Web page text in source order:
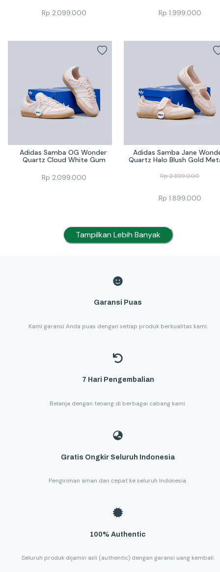
Rp 2.099.000
Rp 1.999.000
Adidas Samba OG Wonder
Quartz Cloud White Gum
Rp 2.099.000
Adidas Samba Jane
Quartz Halo Blush Gold
Rp2.399.000
Rp 1.899.000
Tampilkan Lebih Banyak
Garansi Puas
Kami garansi Anda puas dengan setiap produk berkualitas kami.
7 Hari Pengembalian
Belanja dengan tenang di berbagai cabang kami.
Gratis Ongkir Seluruh Indonesia
Pengiriman aman dan cepat ke seluruh Indonesia.
100% Authentic
Seluruh produk dijamin asli (authentic) dengan garansi uang kembali.